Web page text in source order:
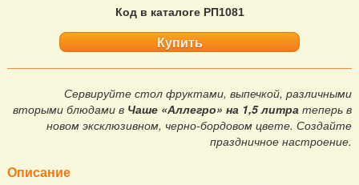
Код в каталоге РП1081
Купить
Сервируйте стол фруктами, выпечкой, различными
вторыми блюдами в Чаше «Аллегро» на 1,5 литра теперь в
новом эксклюзивном, черно-бордовом цвете. Создайте
праздничное настроение.
Описание